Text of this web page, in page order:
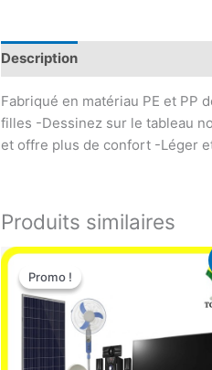
Description
Fabriqué en matériau PE et PP
filles -Dessinez sur le tableau
et offre plus de confort -Léger
Produits similaires
Promo !
Promo !
Le
initial
était :
430.000 CFA.
Le